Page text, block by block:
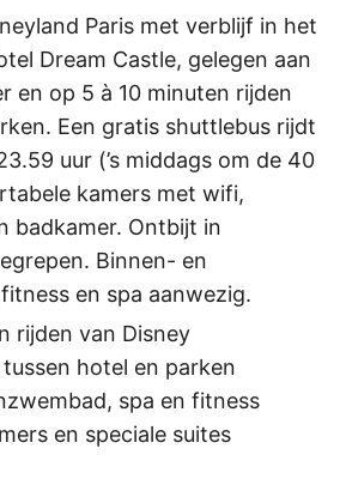
Paris met verblijf in het
Dream Castle, gelegen aan
en op 5 à 10 minuten rijden
Een gratis shuttlebus rijdt
uur (’s middags om de 40
kamers met wifi,
badkamer. Ontbijt in
Binnen- en
en spa aanwezig.
rijden van Disney
hotel en parken
spa en fitness
en speciale suites